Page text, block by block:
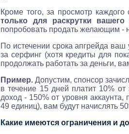
Кроме того, за просмотр
только для раскрутки вашего
попробовать продать желающим -
По истечении срока апгрейда
за серфинг (хотя кредиты для
продолжать работать за деньги,
Пример. Допустим, спонсор
в течение 15 дней платит 10%
доход - 150% от уровня
49 единиц), вам будут начислять
Какие имеются ограничения и